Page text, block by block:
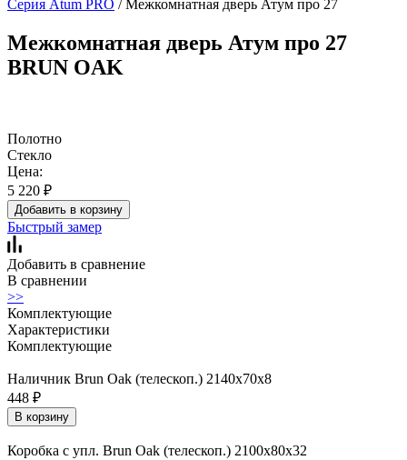
Серия Atum PRO / Межкомнатная дверь Атум про 27
Межкомнатная дверь Атум про 27
BRUN OAK
Полотно
Стекло
Цена:
5 220 ₽
Добавить в корзину
Быстрый замер
Добавить в сравнение
В сравнении
>>
Комплектующие
Характеристики
Комплектующие
Наличник Brun Oak (телескоп.) 2140x70x8
448 ₽
В корзину
Коробка с упл. Brun Oak (телескоп.) 2100х80х32